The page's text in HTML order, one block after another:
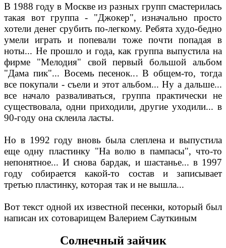
В 1988 году в Москве из разных групп смастерилась
такая вот группа - "Джокер", изначально просто
хотели денег срубить по-легкому. Ребята худо-бедно
умели играть и попевали тоже почти попадая в
ноты... Не прошло и года, как группа выпустила на
фирме "Мелодия" свой первый большой альбом
"Дама пик"... Восемь песенок... В общем-то, тогда
все покупали - съели и этот альбом... Ну а дальше...
все начало разваливаться, группа практически не
существовала, одни приходили, другие уходили... в
90-году она склеила ласты.
Но в 1992 году вновь была слеплена и выпустила
еще одну пластинку "На волю в пампасы", что-то
непонятное... И снова бардак, и шастанье... в 1997
году собирается какой-то состав и записывает
третью пластинку, которая так и не вышла...
Вот текст одной их известной песенки, который был
написан их сотоварищем Валерием Сауткиным
Солнечный зайчик